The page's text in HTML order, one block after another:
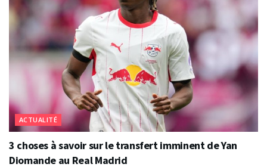
ACTUALITÉ
3 choses à savoir sur le transfert imminent de Yan
Diomande au Real Madrid